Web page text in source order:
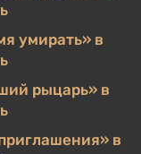
умирать» в
рыцарь» в
в